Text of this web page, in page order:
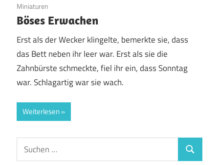
Miniaturen
Böses Erwachen
Erst als der Wecker klingelte, bemerkte sie, dass
das Bett neben ihr leer war. Erst als sie die
Zahnbürste schmeckte, fiel ihr ein, dass Sonntag
war. Schlagartig war sie wach.
Weiterlesen
Suchen
nach:
Suchen